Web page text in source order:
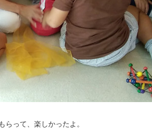
って、楽しかったよ。